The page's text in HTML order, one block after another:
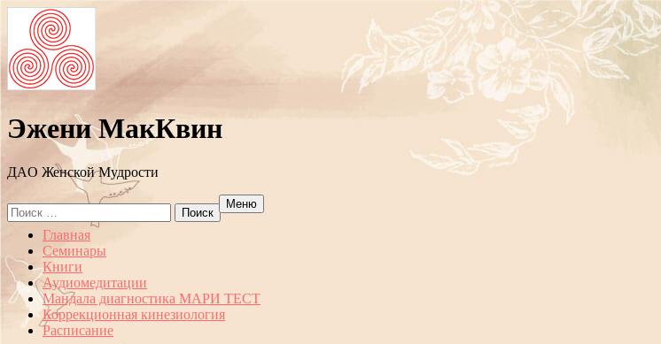
Эжени МакКвин
ДAO Женской Мудрости
Search
for:
Меню
Перейти
содержанию
Главная
Семинары
Книги
Аудиомедитации
Мандала диагностика МАРИ ТЕСТ
Коррекционная кинезиология
Расписание